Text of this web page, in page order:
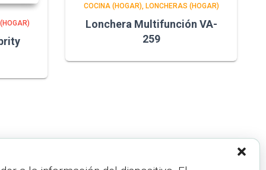
COCINA (HOGAR) LONCHERAS (HOGAR)
Lonchera Multifunción VA-
259